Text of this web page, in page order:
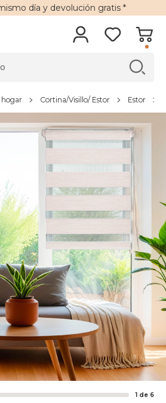
día y devolución gratis*
hogar Cortina/Visillo/ Estor Estor
1 de 6